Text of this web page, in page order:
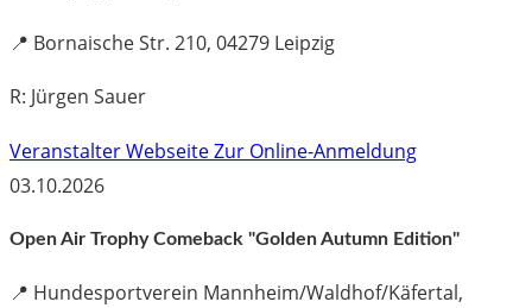
📍 Bornaische Str. 210, 04279 Leipzig
R: Jürgen Sauer
Veranstalter WebseiteZur Online-Anmeldung
03.10.2026
Open Air Trophy Comeback "Golden Autumn Edition"
📍 Hundesportverein Mannheim/Waldhof/Käfertal,